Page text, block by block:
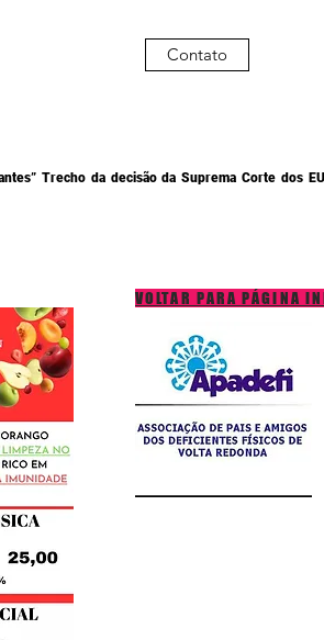
Trecho da decisão da Suprema Corte dos
Contato
VOLTAR PARA PÁGINA